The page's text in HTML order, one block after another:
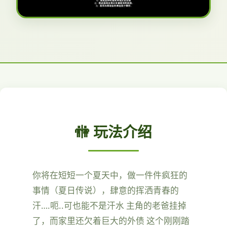
🚻 玩法介绍
你将在短短一个夏天中，做一件件疯狂的
事情（夏日传说），肆意的挥洒青春的
汗….呃..可也能不是汗水 主角的老爸挂掉
了，而家里还欠着巨大的外债 这个刚刚踏